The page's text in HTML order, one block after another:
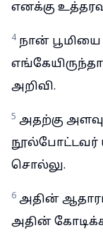
எனக்கு
4 நான் பூமியை
அறிவி.
5 அதற்கு
நூல்போட்டவர்
சொல்லு.
6 அதின்
அதின்